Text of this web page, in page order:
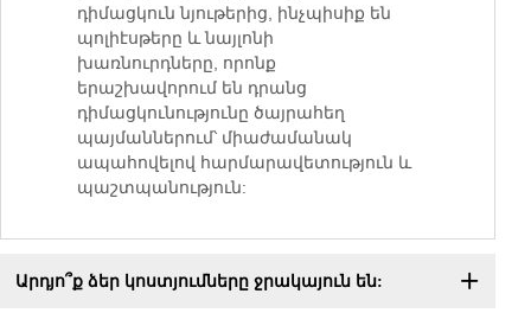
դիմացկուն նյութերից, ինչպիսիք են
պոլիէսթերը և նայլոնի
խառնուրդները, որոնք
երաշխավորում են դրանց
դիմացկունությունը ծայրահեղ
պայմաններում՝ միաժամանակ
ապահովելով հարմարավետություն և
պաշտպանություն:
Արդյո՞ք ձեր կոստյումները ջրակայուն են: